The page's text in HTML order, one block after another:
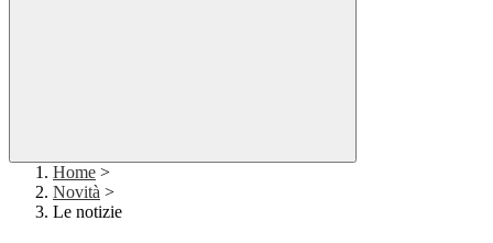
Home >
Novità >
Le notizie